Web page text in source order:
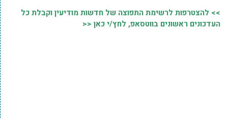
>> להצטרפות לרשימת התפוצה של חדשות מודיעין וקבלת כל
העדכונים ראשונים בווטסאפ, לחץ/י כאן <<